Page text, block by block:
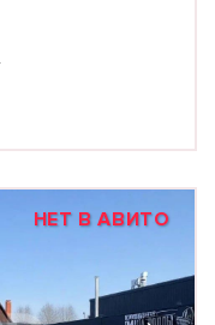
НЕТ В АВИТО